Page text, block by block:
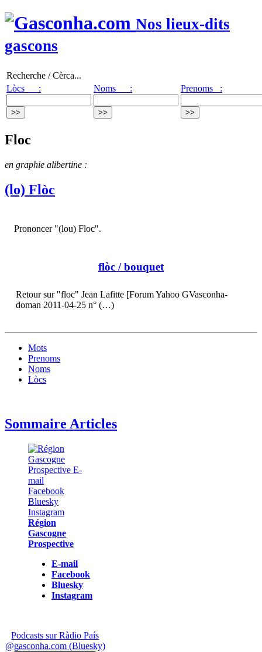
Nos lieux-dits
gascons
Recherche / Cèrca...
Lòcs :
Noms : Prenoms :
Floc
en graphie alibertine :
(lo) Flòc
Prononcer "(lou) Floc".
flòc / bouquet
Retour sur "floc" Jean Lafitte [Forum Yahoo GVasconha-
doman 2011-04-25 n° (…)
Mots
Prenoms
Noms
Lòcs
Sommaire Articles
Région
Gascogne
Prospective
E-mail
Facebook
Bluesky
Instagram
Podcasts sur Ràdio País
@gasconha.com (Bluesky)